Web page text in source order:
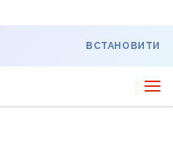
ВСТАНОВИТИ